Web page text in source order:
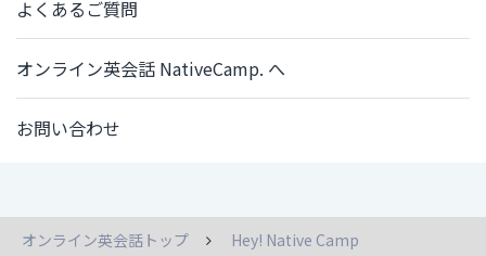
よくあるご質問
オンライン英会話 NativeCamp. へ
お問い合わせ
オンライン英会話トップ
Hey! Native Camp